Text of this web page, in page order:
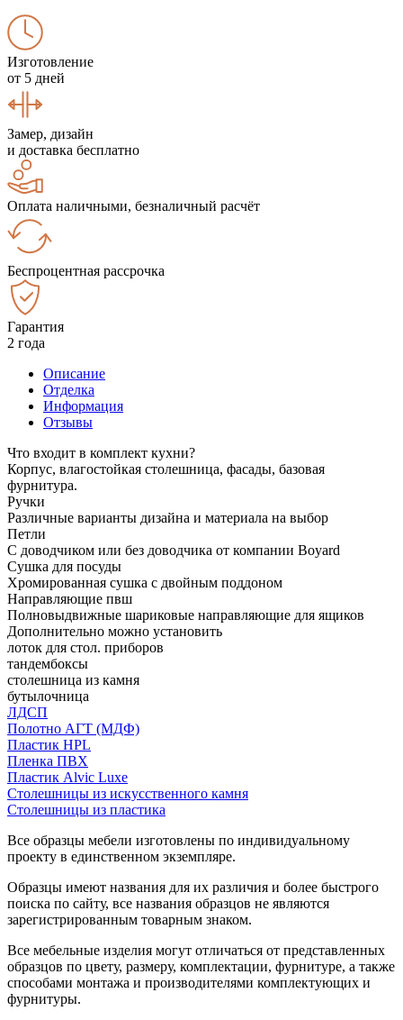
Изготовление
от 5 дней
Замер, дизайн
и доставка бесплатно
Оплата наличными, безналичный расчёт
Беспроцентная рассрочка
Гарантия
2 года
Описание
Отделка
Информация
Отзывы
Что входит в комплект кухни?
Корпус, влагостойкая столешница, фасады, базовая
фурнитура.
Ручки
Различные варианты дизайна и материала на выбор
Петли
С доводчиком или без доводчика от компании Boyard
Сушка для посуды
Хромированная сушка с двойным поддоном
Направляющие пвш
Полновыдвижные шариковые направляющие для ящиков
Дополнительно можно установить
лоток для стол. приборов
тандембоксы
столешница из камня
бутылочница
ЛДСП
Полотно АГТ (МДФ)
Пластик HPL
Пленка ПВХ
Пластик Alvic Luxe
Столешницы из искусственного камня
Столешницы из пластика
Все образцы мебели изготовлены по индивидуальному
проекту в единственном экземпляре.
Образцы имеют названия для их различия и более быстрого
поиска по сайту, все названия образцов не являются
зарегистрированным товарным знаком.
Все мебельные изделия могут отличаться от представленных
образцов по цвету, размеру, комплектации, фурнитуре, а также
способами монтажа и производителями комплектующих и
фурнитуры.